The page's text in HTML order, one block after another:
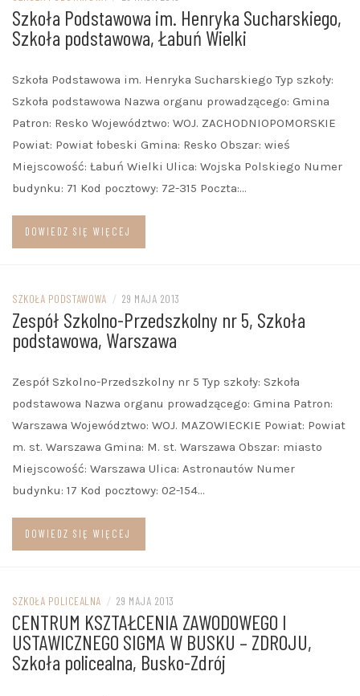
Szkoła Podstawowa im. Henryka Sucharskiego,
Szkoła podstawowa, Łabuń Wielki
Szkoła Podstawowa im. Henryka Sucharskiego Typ szkoły:
Szkoła podstawowa Nazwa organu prowadzącego: Gmina
Patron: Resko Województwo: WOJ. ZACHODNIOPOMORSKIE
Powiat: Powiat łobeski Gmina: Resko Obszar: wieś
Miejscowość: Łabuń Wielki Ulica: Wojska Polskiego Numer
budynku: 71 Kod pocztowy: 72-315 Poczta:…
DOWIEDZ SIĘ WIĘCEJ
SZKOŁA PODSTAWOWA / 29 MAJA 2013
Zespół Szkolno-Przedszkolny nr 5, Szkoła
podstawowa, Warszawa
Zespół Szkolno-Przedszkolny nr 5 Typ szkoły: Szkoła
podstawowa Nazwa organu prowadzącego: Gmina Patron:
Warszawa Województwo: WOJ. MAZOWIECKIE Powiat: Powiat
m. st. Warszawa Gmina: M. st. Warszawa Obszar: miasto
Miejscowość: Warszawa Ulica: Astronautów Numer
budynku: 17 Kod pocztowy: 02-154…
DOWIEDZ SIĘ WIĘCEJ
SZKOŁA POLICEALNA / 29 MAJA 2013
CENTRUM KSZTAŁCENIA ZAWODOWEGO I
USTAWICZNEGO SIGMA W BUSKU – ZDROJU,
Szkoła policealna, Busko-Zdrój